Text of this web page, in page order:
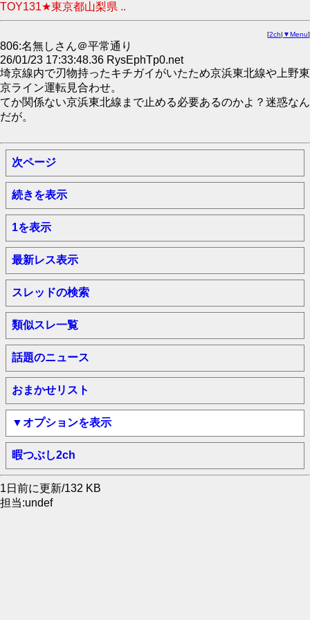
TOY131★東京都山梨県 ..
[2ch| ▼Menu]
806:名無しさん＠平常通り
26/01/23 17:33:48.36 RysEphTp0.net
埼京線内で刃物持ったキチガイがいたため京浜東北線や上野東
京ライン運転見合わせ。
てか関係ない京浜東北線まで止める必要あるのかよ？迷惑なん
だが。
次ページ
続きを表示
1を表示
最新レス表示
スレッドの検索
類似スレ一覧
話題のニュース
おまかせリスト
▼オプションを表示
暇つぶし2ch
1日前に更新/132 KB
担当:undef